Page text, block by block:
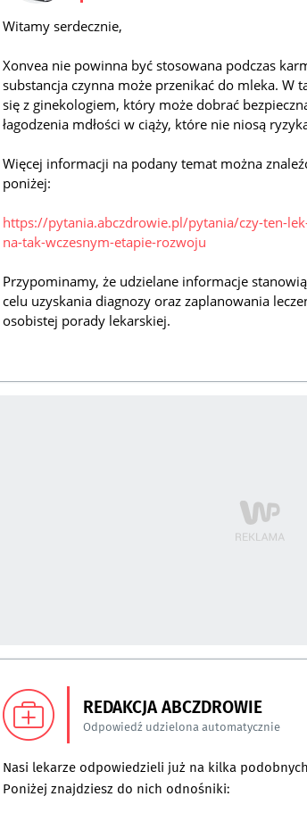
Witamy serdecznie,
Xonvea nie powinna być stosowana podczas
substancja czynna może przenikać do mleka. W
się z ginekologiem, który może dobrać
łagodzenia mdłości w ciąży, które nie niosą
Więcej informacji na podany temat można
poniżej:
https://pytania.abczdrowie.pl/pytania/czy-ten-
na-tak-wczesnym-etapie-rozwoju
Przypominamy, że udzielane informacje
celu uzyskania diagnozy oraz zaplanowania
osobistej porady lekarskiej.
REDAKCJA ABCZDROWIE
Odpowiedź udzielona automatycznie
Nasi lekarze odpowiedzieli już na kilka
Poniżej znajdziesz do nich odnośniki: